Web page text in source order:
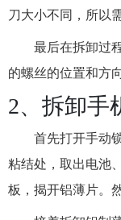
刀大小不同，所以
最后在拆卸过
的螺丝的位置和方
2、拆卸手
首先打开手动
粘结处，取出电池
板，揭开铝薄片。